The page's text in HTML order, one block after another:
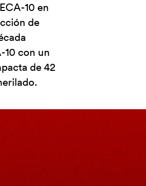
10 en
de
10 con un
de 42